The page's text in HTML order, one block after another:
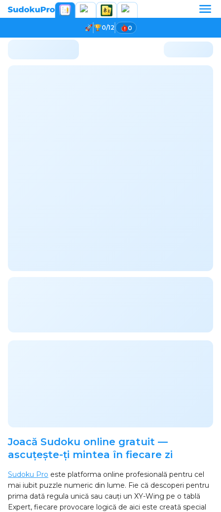
0/12 0
Joacă Sudoku online gratuit —
ascuțește-ți mintea în fiecare zi
Sudoku Pro este platforma online profesională pentru cel
mai iubit puzzle numeric din lume. Fie că descoperi pentru
prima dată regula unică sau cauți un XY-Wing pe o tablă
Expert, fiecare provocare logică de aici este creată special